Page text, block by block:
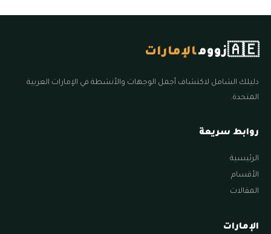
🇦🇪زوومالإمارات
دليلك الشامل لاكتشاف أجمل الوجهات والأنشطة في الإمارات العربية
المتحدة.
روابط سريعة
الرئيسية
الأقسام
المقالات
الإمارات